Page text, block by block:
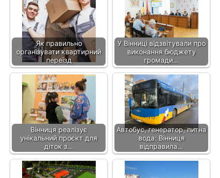
Як правильно
організувати квартирний
переїзд
У Вінниці відзвітували про
виконання бюджету
громади…
Вінниця реалізує
унікальний проєкт для
діток з…
Автобус, генератор, питна
вода: Вінниця
відправила…